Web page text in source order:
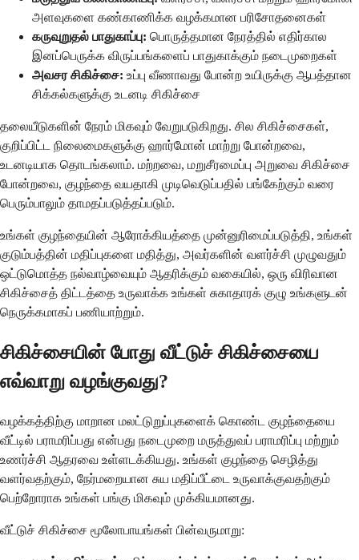
அளவுகளை கண்காணிக்க வழக்கமான பரிசோதனைகள்
கருவுறுதல் பாதுகாப்பு: பொருத்தமான நேரத்தில் எதிர்கால
இனப்பெருக்க விருப்பங்களைப் பாதுகாக்கும் நடைமுறைகள்
அவசர சிகிச்சை: உப்பு வீணாவது போன்ற உயிருக்கு ஆபத்தான
சிக்கல்களுக்கு உடனடி சிகிச்சை
தலையீடுகளின் நேரம் மிகவும் வேறுபடுகிறது. சில சிகிச்சைகள்,
குறிப்பிட்ட நிலைமைகளுக்கு ஹார்மோன் மாற்று போன்றவை,
உடனடியாக தொடங்கலாம். மற்றவை, மறுசீரமைப்பு அறுவை சிகிச்சை
போன்றவை, குழந்தை வயதாகி முடிவெடுப்பதில் பங்கேற்கும் வரை
பெரும்பாலும் தாமதப்படுத்தப்படும்.
உங்கள் குழந்தையின் ஆரோக்கியத்தை முன்னுரிமைப்படுத்தி, உங்கள்
குடும்பத்தின் மதிப்புகளை மதித்து, அவர்களின் வளர்ச்சி முழுவதும்
ஒட்டுமொத்த நல்வாழ்வையும் ஆதரிக்கும் வகையில், ஒரு விரிவான
சிகிச்சைத் திட்டத்தை உருவாக்க உங்கள் சுகாதாரக் குழு உங்களுடன்
நெருக்கமாகப் பணியாற்றும்.
சிகிச்சையின் போது வீட்டுச் சிகிச்சையை
எவ்வாறு வழங்குவது?
வழக்கத்திற்கு மாறான மலட்டுறுப்புகளைக் கொண்ட குழந்தையை
வீட்டில் பராமரிப்பது என்பது நடைமுறை மருத்துவப் பராமரிப்பு மற்றும்
உணர்ச்சி ஆதரவை உள்ளடக்கியது. உங்கள் குழந்தை செழித்து
வளர்வதற்கும், நேர்மறையான சுய மதிப்பீட்டை உருவாக்குவதற்கும்
பெற்றோராக உங்கள் பங்கு மிகவும் முக்கியமானது.
வீட்டுச் சிகிச்சை மூலோபாயங்கள் பின்வருமாறு: